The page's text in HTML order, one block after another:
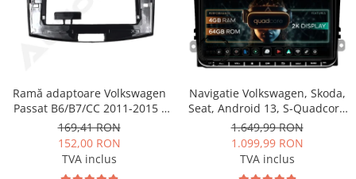
Ramă adaptoare Volkswagen
Passat B6/B7/CC 2011-2015 -
navigație Android 10.1″,
montaj dedicat
169,41 RON
152,00 RON
TVA inclus
Navigatie Volkswagen, Skoda,
Seat, Android 13, S-Quadcore
/ 4GB RAM + 64GB ROM, 9
Inch - AD-BGSW94L
1.649,99 RON
1.099,99 RON
TVA inclus